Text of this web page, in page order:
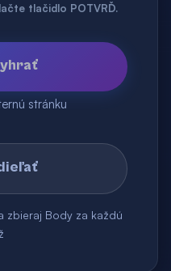
tlačidlo POTVRĎ.
stránku
zbieraj Body za každú